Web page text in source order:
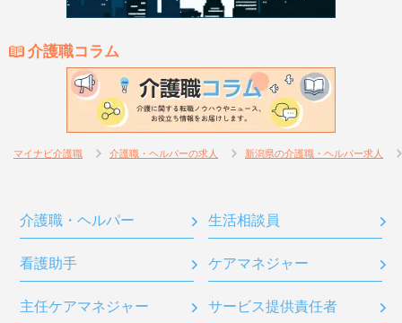
介護職コラム
マイナビ介護職 介護職・ヘルパーの求人 新潟県の介護職・ヘルパー求人
介護職・ヘルパー 生活相談員
看護助手 ケアマネジャー
主任ケアマネジャー サービス提供責任者